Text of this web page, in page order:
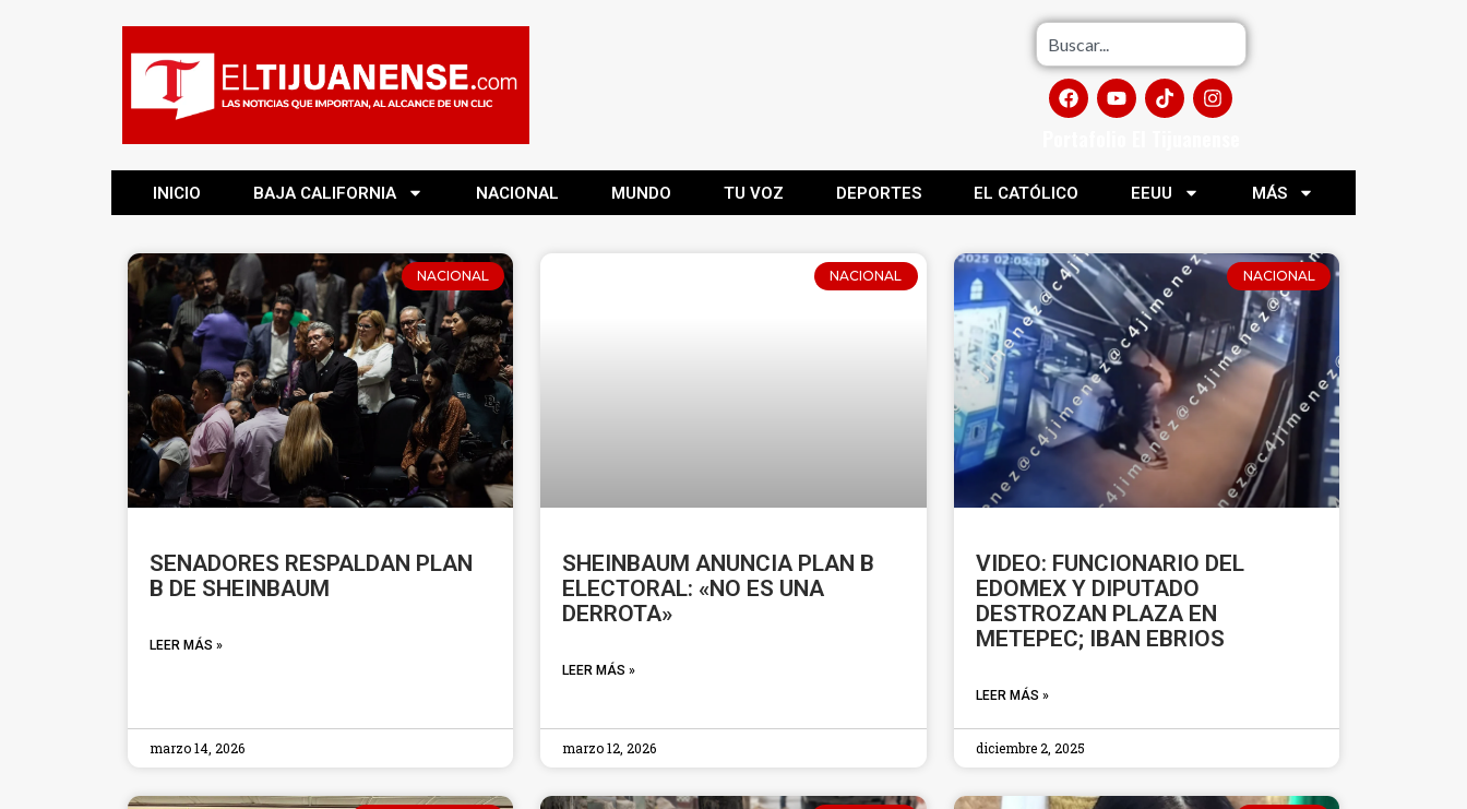
INICIO BAJA CALIFORNIA NACIONAL MUNDO TU VOZ DEPORTES EL CATÓLICO EEUU MÁS
NACIONAL
SENADORES RESPALDAN PLAN
B DE SHEINBAUM
LEER MÁS »
marzo 14, 2026
NACIONAL
SHEINBAUM ANUNCIA PLAN B
ELECTORAL: «NO ES UNA
DERROTA»
LEER MÁS »
marzo 12, 2026
NACIONAL
VIDEO: FUNCIONARIO DEL
EDOMEX Y DIPUTADO
DESTROZAN PLAZA EN
METEPEC; IBAN EBRIOS
LEER MÁS »
diciembre 2, 2025